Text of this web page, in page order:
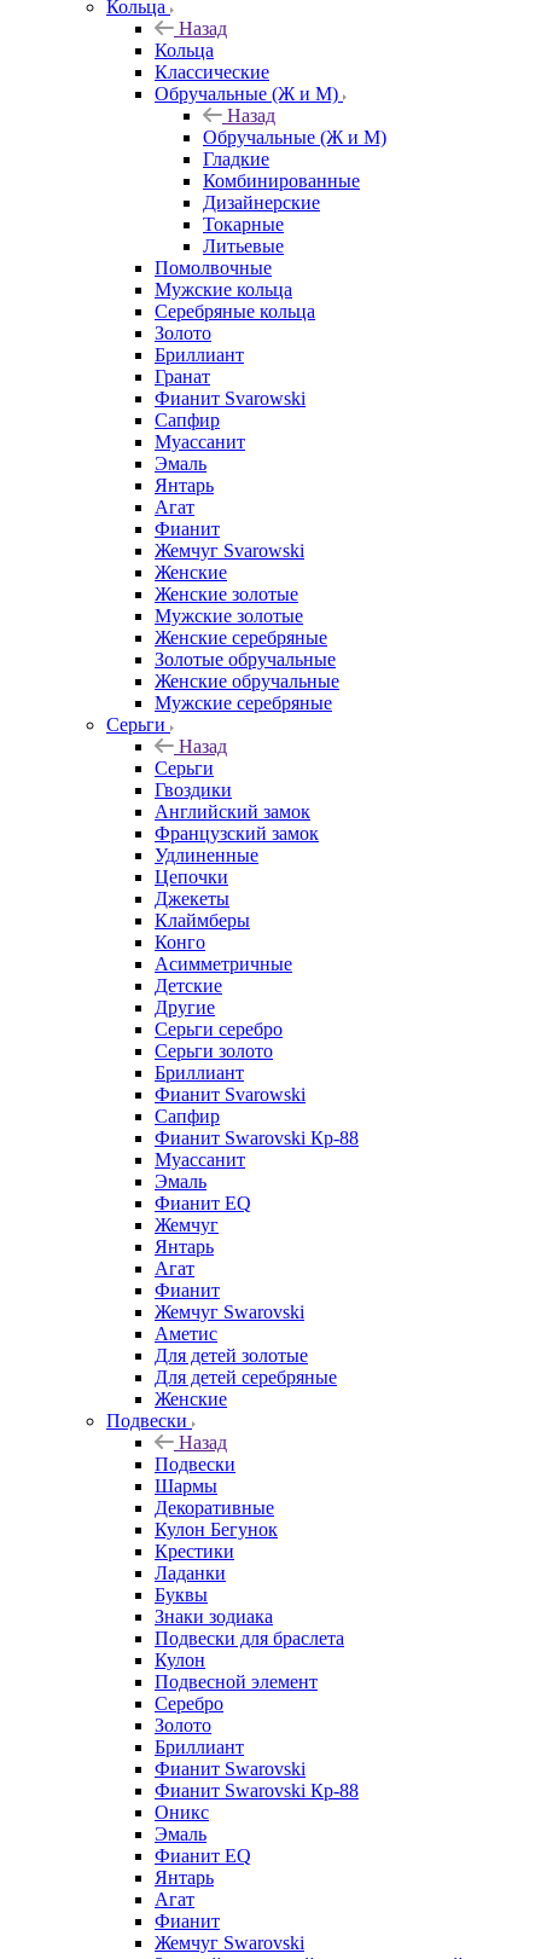
Кольца
Назад
Кольца
Классические
Обручальные (Ж и М)
Назад
Обручальные (Ж и М)
Гладкие
Комбинированные
Дизайнерские
Токарные
Литьевые
Помолвочные
Мужские кольца
Серебряные кольца
Золото
Бриллиант
Гранат
Фианит Svarowski
Сапфир
Муассанит
Эмаль
Янтарь
Агат
Фианит
Жемчуг Svarowski
Женские
Женские золотые
Мужские золотые
Женские серебряные
Золотые обручальные
Женские обручальные
Мужские серебряные
Серьги
Назад
Серьги
Гвоздики
Английский замок
Французский замок
Удлиненные
Цепочки
Джекеты
Клаймберы
Конго
Асимметричные
Детские
Другие
Серьги серебро
Серьги золото
Бриллиант
Фианит Svarowski
Сапфир
Фианит Swarovski Кр-88
Муассанит
Эмаль
Фианит EQ
Жемчуг
Янтарь
Агат
Фианит
Жемчуг Swarovski
Аметис
Для детей золотые
Для детей серебряные
Женские
Подвески
Назад
Подвески
Шармы
Декоративные
Кулон Бегунок
Крестики
Ладанки
Буквы
Знаки зодиака
Подвески для браслета
Кулон
Подвесной элемент
Серебро
Золото
Бриллиант
Фианит Swarovski
Фианит Swarovski Кр-88
Оникс
Эмаль
Фианит EQ
Янтарь
Агат
Фианит
Жемчуг Swarovski